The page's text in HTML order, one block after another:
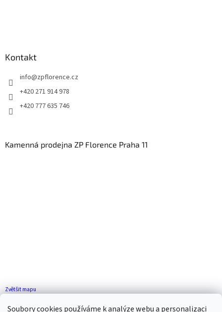
Soubory cookies používáme k analýze webu a personalizaci
Kontakt
info@zpflorence.cz
+420 271 914 978
+420 777 635 746
Kamenná prodejna ZP Florence Praha 11
Zvětšit mapu